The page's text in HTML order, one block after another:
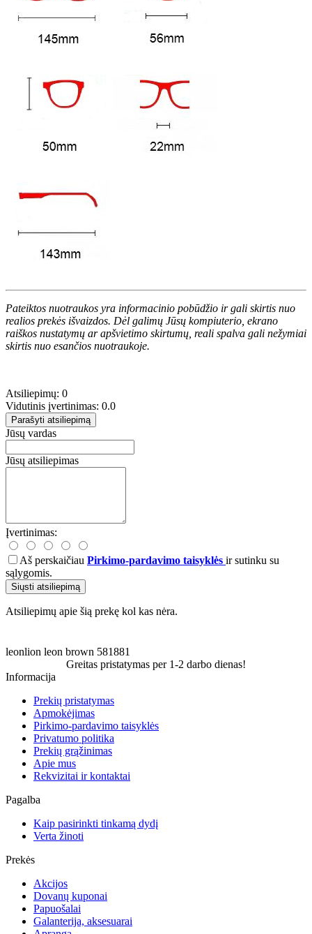
Pateiktos nuotraukos yra informacinio pobūdžio ir gali skirtis nuo
realios prekės išvaizdos. Dėl galimų Jūsų kompiuterio, ekrano
raiškos nustatymų ar apšvietimo skirtumų, reali spalva gali nežymiai
skirtis nuo esančios nuotraukoje.
Atsiliepimų: 0
Vidutinis įvertinimas: 0.0
Parašyti atsiliepimą
Jūsų vardas
Jūsų atsiliepimas
Įvertinimas:
Aš perskaičiau Pirkimo-pardavimo taisyklės ir sutinku su
sąlygomis.
Siųsti atsiliepimą
Atsiliepimų apie šią prekę kol kas nėra.
leonlion leon brown 581881
Greitas pristatymas per 1-2 darbo dienas!
Informacija
Prekių pristatymas
Apmokėjimas
Pirkimo-pardavimo taisyklės
Privatumo politika
Prekių grąžinimas
Apie mus
Rekvizitai ir kontaktai
Pagalba
Kaip pasirinkti tinkamą dydį
Verta žinoti
Prekės
Akcijos
Dovanų kuponai
Papuošalai
Galanterija, aksesuarai